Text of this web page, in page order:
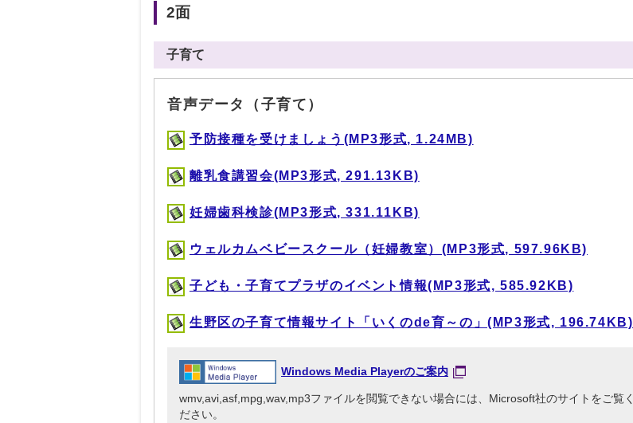
2面
子育て
音声データ（子育て）
予防接種を受けましょう(MP3形式, 1.24MB)
離乳食講習会(MP3形式, 291.13KB)
妊婦歯科検診(MP3形式, 331.11KB)
ウェルカムベビースクール（妊婦教室）(MP3形式, 597.96KB)
子ども・子育てプラザのイベント情報(MP3形式, 585.92KB)
生野区の子育て情報サイト「いくのde育～の」(MP3形式, 196.74KB)
Windows Media Playerのご案内
wmv,avi,asf,mpg,wav,mp3ファイルを閲覧できない場合には、Microsoft社のサイトをご覧く
ださい。